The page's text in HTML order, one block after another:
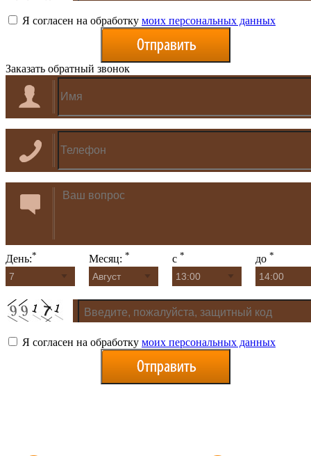
Я согласен на обработку моих персональных данных
Заказать обратный звонок
День:* Месяц: * с * до *
Я согласен на обработку моих персональных данных